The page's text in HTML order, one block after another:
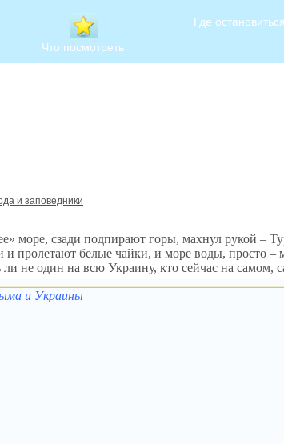
Что посмотреть
Где остановиться
и заповедники
море, сзади подпирают горы, махнул рукой –
пролетают белые чайки, и море воды, просто –
не один на всю Украину, кто сейчас на самом,